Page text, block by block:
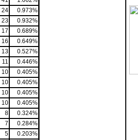
24
0.973%
23
0.932%
17
0.689%
16
0.649%
13
0.527%
11
0.446%
10
0.405%
10
0.405%
10
0.405%
10
0.405%
8
0.324%
7
0.284%
5
0.203%